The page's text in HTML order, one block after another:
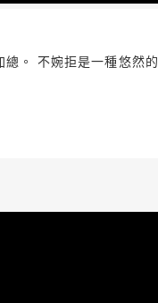
。 不婉拒是一種悠然